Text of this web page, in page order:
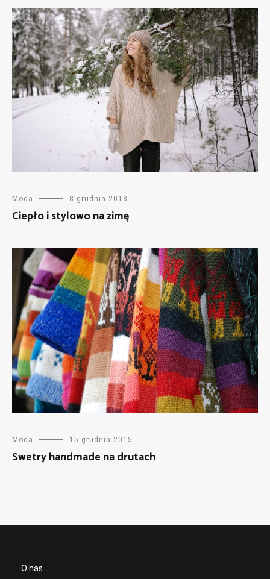
Moda 8 grudnia 2018
Ciepło i stylowo na zimę
Moda 15 grudnia 2015
Swetry handmade na drutach
O nas